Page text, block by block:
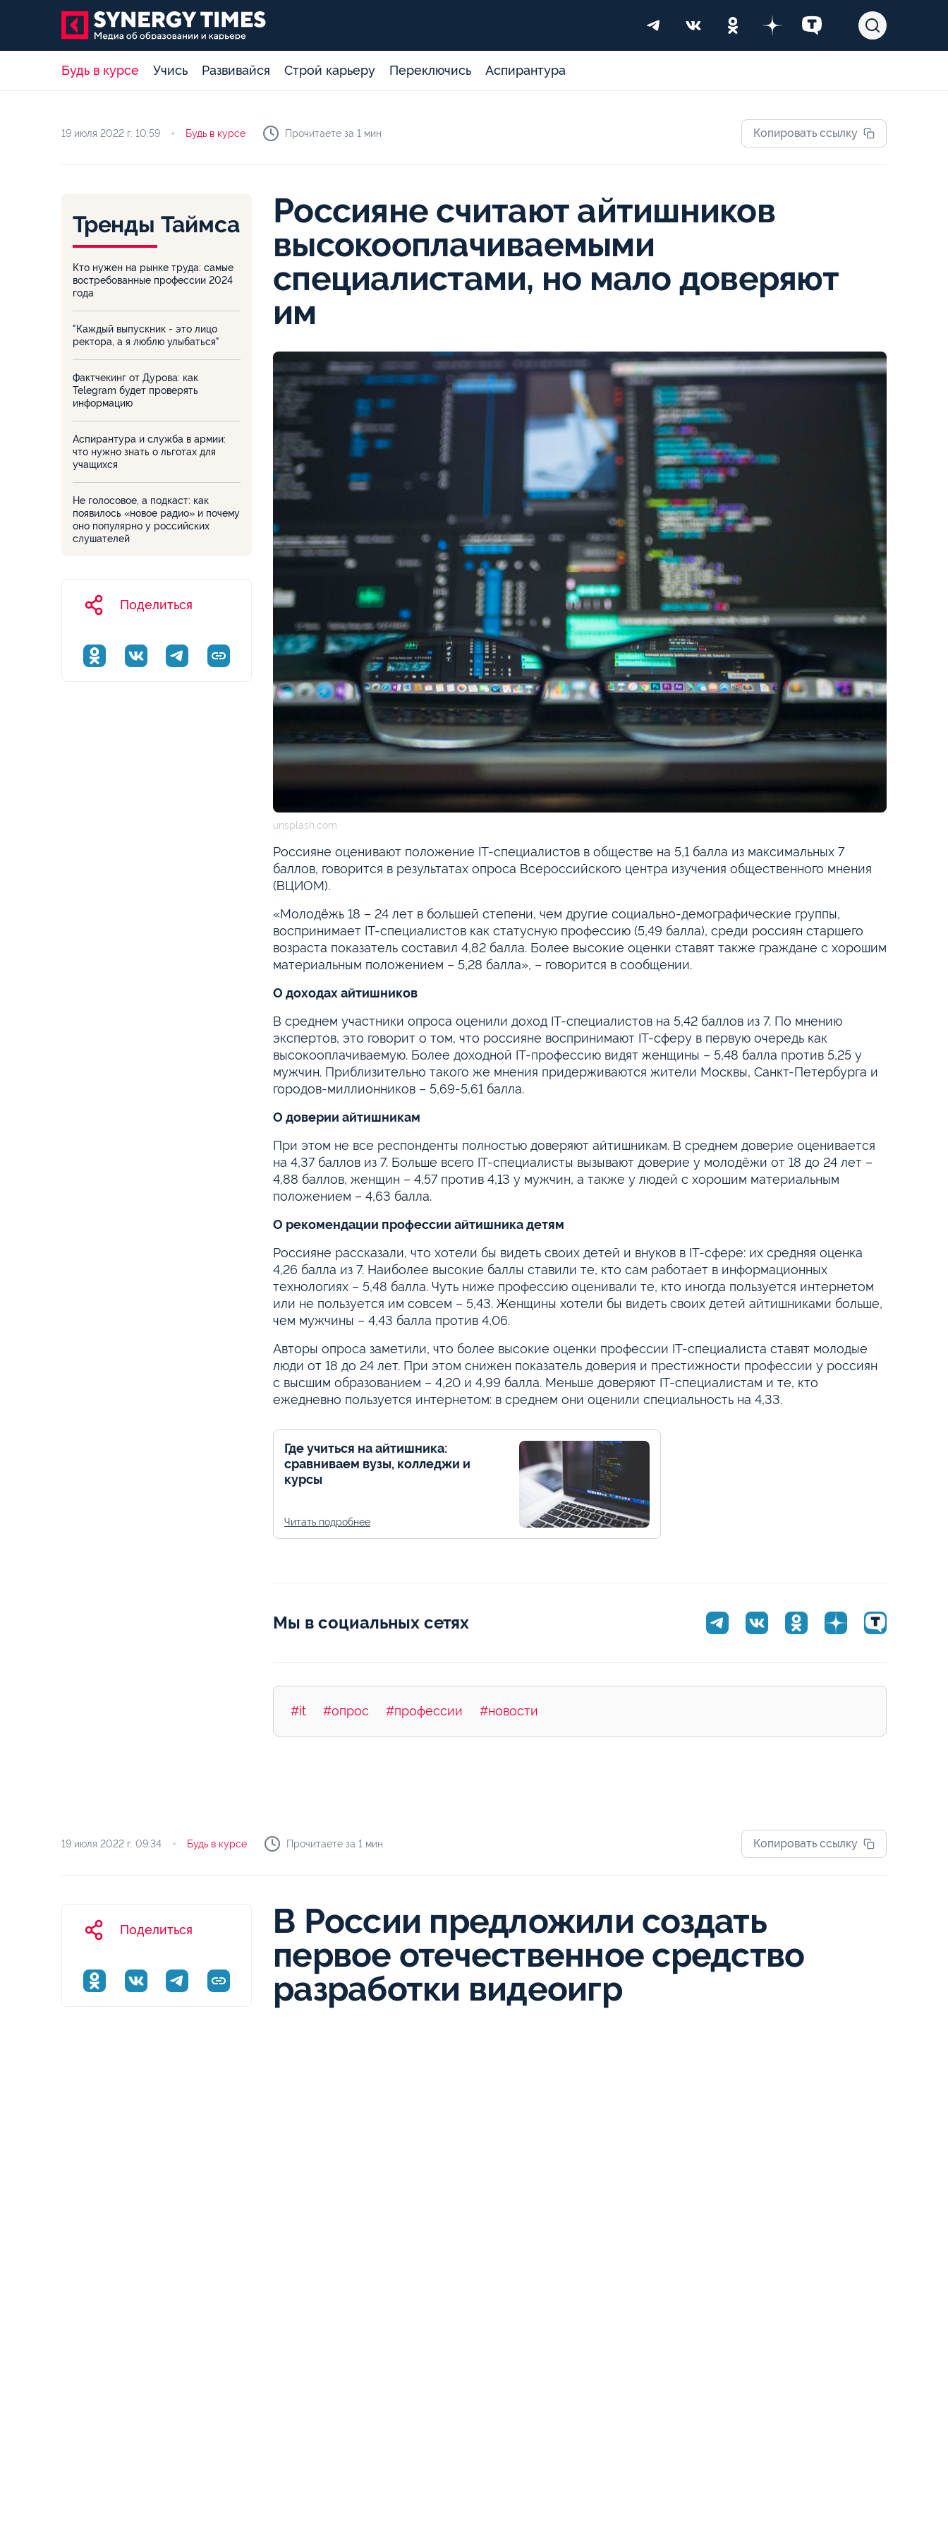
Будь в курсе Учись Развивайся Строй карьеру Переключись Аспирантура
19 июля 2022 г. 10:59 Будь в курсе Прочитаете за 1 мин Копировать ссылку
Тренды Таймса
Кто нужен на рынке труда: самые
востребованные профессии 2024
года
"Каждый выпускник - это лицо
ректора, а я люблю улыбаться"
Фактчекинг от Дурова: как
Telegram будет проверять
информацию
Аспирантура и служба в армии:
что нужно знать о льготах для
учащихся
Не голосовое, а подкаст: как
появилось «новое радио» и почему
оно популярно у российских
слушателей
Поделиться
Россияне считают айтишников
высокооплачиваемыми
специалистами, но мало доверяют
им
unsplash.com
Россияне оценивают положение IT-специалистов в обществе на 5,1 балла из максимальных 7
баллов, говорится в результатах опроса Всероссийского центра изучения общественного мнения
(ВЦИОМ).
«Молодёжь 18 – 24 лет в большей степени, чем другие социально-демографические группы,
воспринимает IT-специалистов как статусную профессию (5,49 балла), среди россиян старшего
возраста показатель составил 4,82 балла. Более высокие оценки ставят также граждане с хорошим
материальным положением – 5,28 балла», – говорится в сообщении.
О доходах айтишников
В среднем участники опроса оценили доход IT-специалистов на 5,42 баллов из 7. По мнению
экспертов, это говорит о том, что россияне воспринимают IT-сферу в первую очередь как
высокооплачиваемую. Более доходной IT-профессию видят женщины – 5,48 балла против 5,25 у
мужчин. Приблизительно такого же мнения придерживаются жители Москвы, Санкт-Петербурга и
городов-миллионников – 5,69-5,61 балла.
О доверии айтишникам
При этом не все респонденты полностью доверяют айтишникам. В среднем доверие оценивается
на 4,37 баллов из 7. Больше всего IT-специалисты вызывают доверие у молодёжи от 18 до 24 лет –
4,88 баллов, женщин – 4,57 против 4,13 у мужчин, а также у людей с хорошим материальным
положением – 4,63 балла.
О рекомендации профессии айтишника детям
Россияне рассказали, что хотели бы видеть своих детей и внуков в IT-сфере: их средняя оценка
4,26 балла из 7. Наиболее высокие баллы ставили те, кто сам работает в информационных
технологиях – 5,48 балла. Чуть ниже профессию оценивали те, кто иногда пользуется интернетом
или не пользуется им совсем – 5,43. Женщины хотели бы видеть своих детей айтишниками больше,
чем мужчины – 4,43 балла против 4,06.
Авторы опроса заметили, что более высокие оценки профессии IT-специалиста ставят молодые
люди от 18 до 24 лет. При этом снижен показатель доверия и престижности профессии у россиян
с высшим образованием – 4,20 и 4,99 балла. Меньше доверяют IT-специалистам и те, кто
ежедневно пользуется интернетом: в среднем они оценили специальность на 4,33.
Где учиться на айтишника:
сравниваем вузы, колледжи и
курсы
Читать подробнее
Мы в социальных сетях
#it #опрос #профессии #новости
19 июля 2022 г. 09:34 Будь в курсе Прочитаете за 1 мин Копировать ссылку
Поделиться
В России предложили создать
первое отечественное средство
разработки видеоигр